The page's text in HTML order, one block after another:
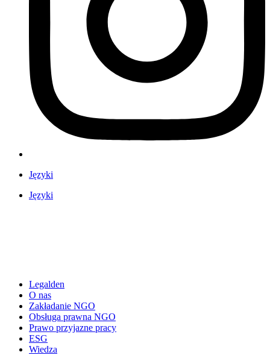
Języki
Języki
Legalden
O nas
Zakładanie NGO
Obsługa prawna NGO
Prawo przyjazne pracy
ESG
Wiedza